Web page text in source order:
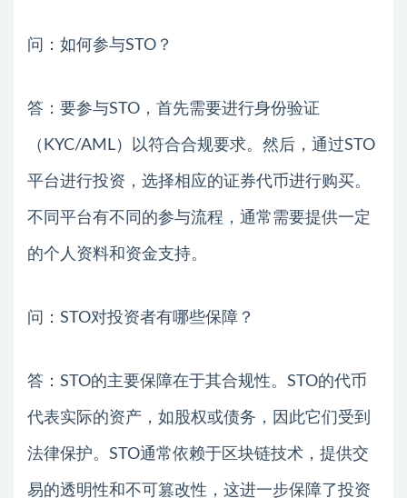
问：如何参与STO？
答：要参与STO，首先需要进行身份验证
（KYC/AML）以符合合规要求。然后，通过STO
平台进行投资，选择相应的证券代币进行购买。
不同平台有不同的参与流程，通常需要提供一定
的个人资料和资金支持。
问：STO对投资者有哪些保障？
答：STO的主要保障在于其合规性。STO的代币
代表实际的资产，如股权或债务，因此它们受到
法律保护。STO通常依赖于区块链技术，提供交
易的透明性和不可篡改性，这进一步保障了投资